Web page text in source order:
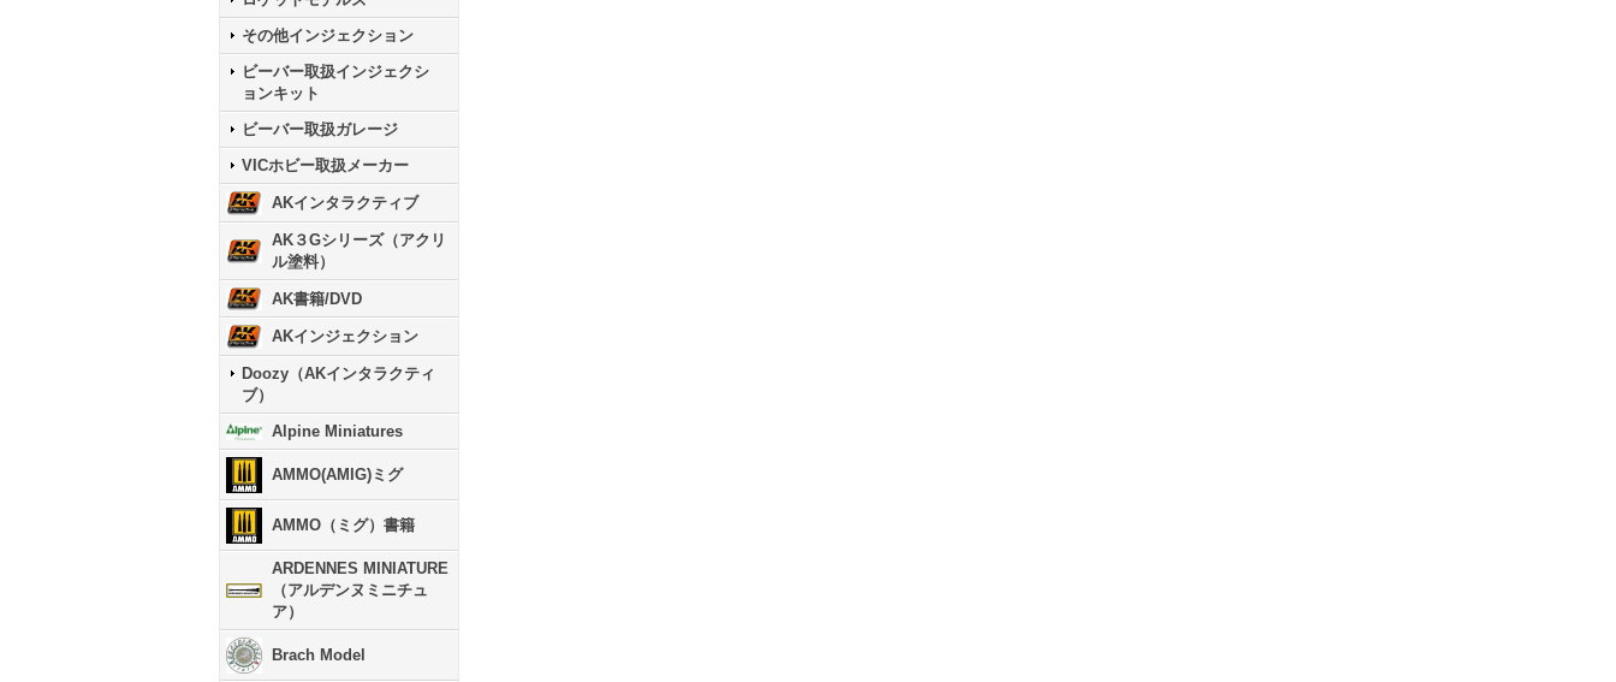
その他インジェクション
ビーバー取扱インジェクシ
ョンキット
ビーバー取扱ガレージ
VICホビー取扱メーカー
AKインタラクティブ
AK３Gシリーズ（アクリ
ル塗料）
AK書籍/DVD
AKインジェクション
Doozy（AKインタラクティ
ブ）
Alpine Miniatures
AMMO(AMIG)ミグ
AMMO（ミグ）書籍
ARDENNES MINIATURE
（アルデンヌミニチュ
ア）
Brach Model